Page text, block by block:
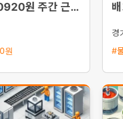
원 주간 근무
원
경
#